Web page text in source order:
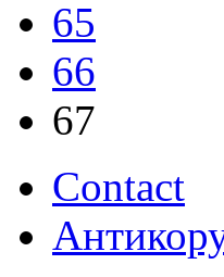
65
66
67
Contact